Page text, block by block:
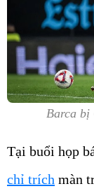
Barca bị
Tại buổi họp
chỉ trích màn